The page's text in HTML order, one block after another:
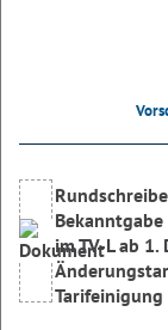
im TV-L ab
Tarifeinigung